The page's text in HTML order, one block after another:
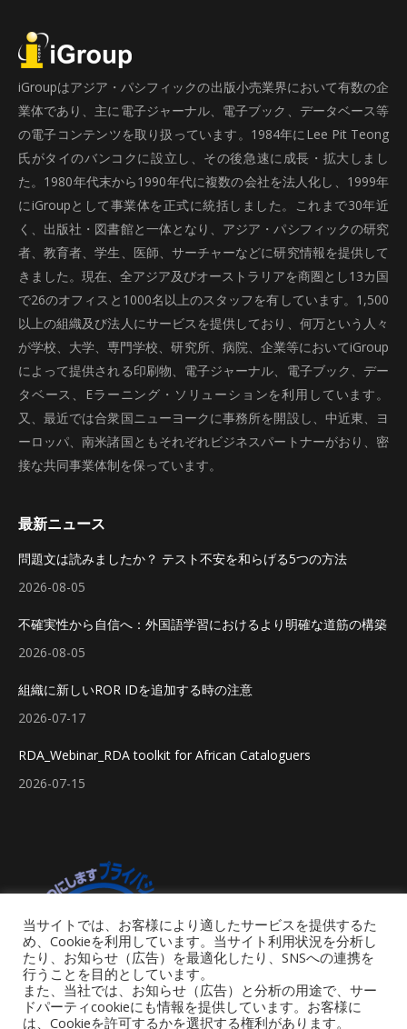
iGroupはアジア・パシフィックの出版小売業界において有数の企
業体であり、主に電子ジャーナル、電子ブック、データベース等
の電子コンテンツを取り扱っています。1984年にLee Pit Teong
氏がタイのバンコクに設立し、その後急速に成長・拡大しまし
た。1980年代末から1990年代に複数の会社を法人化し、1999年
にiGroupとして事業体を正式に統括しました。これまで30年近
く、出版社・図書館と一体となり、アジア・パシフィックの研究
者、教育者、学生、医師、サーチャーなどに研究情報を提供して
きました。現在、全アジア及びオーストラリアを商圏とし13カ国
で26のオフィスと1000名以上のスタッフを有しています。1,500
以上の組織及び法人にサービスを提供しており、何万という人々
が学校、大学、専門学校、研究所、病院、企業等においてiGroup
によって提供される印刷物、電子ジャーナル、電子ブック、デー
タベース、Eラーニング・ソリューションを利用しています。
又、最近では合衆国ニューヨークに事務所を開設し、中近東、ヨ
ーロッパ、南米諸国ともそれぞれビジネスパートナーがおり、密
接な共同事業体制を保っています。
最新ニュース
問題文は読みましたか？ テスト不安を和らげる5つの方法
2026-08-05
不確実性から自信へ：外国語学習におけるより明確な道筋の構築
2026-08-05
組織に新しいROR IDを追加する時の注意
2026-07-17
RDA_Webinar_RDA toolkit for African Cataloguers
2026-07-15
当サイトでは、お客様により適したサービスを提供するた
め、Cookieを利用しています。当サイト利用状況を分析し
たり、お知らせ（広告）を最適化したり、SNSへの連携を
行うことを目的としています。
また、当社では、お知らせ（広告）と分析の用途で、サー
ドパーティcookieにも情報を提供しています。お客様に
は、Cookieを許可するかを選択する権利があります。